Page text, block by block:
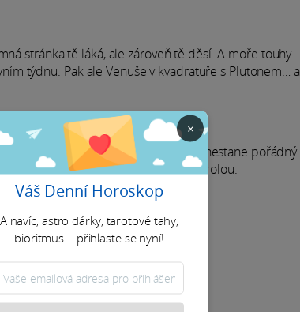
stránka tě láká, ale zároveň tě děsí. A moře touhy
týdnu. Pak ale Venuše v kvadratuře s Plutonem… a
dej pozor, ať se z touhy po změně nestane pořádný
A hlavně by měly zůstat pod kontrolou.
×
Váš Denní Horoskop
A navíc, astro dárky, tarotové tahy,
bioritmus... přihlaste se nyní!